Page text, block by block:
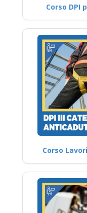
Corso DPI
Corso